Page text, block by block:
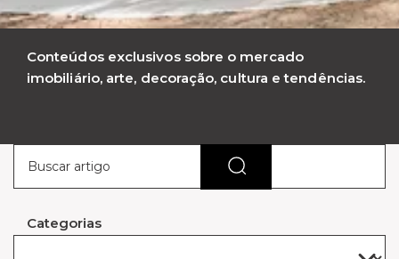
Conteúdos exclusivos sobre o mercado
imobiliário, arte, decoração, cultura e tendências.
Categorias